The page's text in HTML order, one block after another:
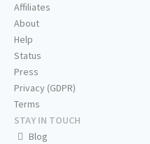
Affiliates
About
Help
Status
Press
Privacy (GDPR)
Terms
STAY IN TOUCH
Blog